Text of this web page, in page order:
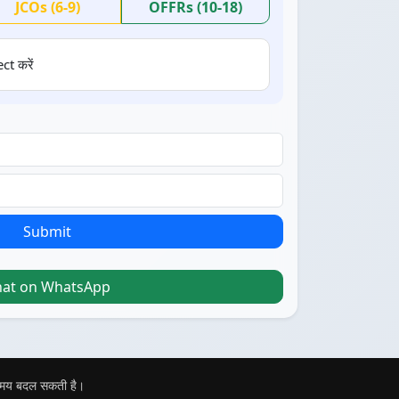
JCOs (6-9) OFFRs (10-18)
करें
Submit
on WhatsApp
बदल सकती है।